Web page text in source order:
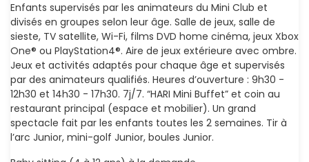
Enfants supervisés par les animateurs du Mini Club et
divisés en groupes selon leur âge. Salle de jeux, salle de
sieste, TV satellite, Wi-Fi, films DVD home cinéma, jeux Xbox
One® ou PlayStation4®. Aire de jeux extérieure avec ombre.
Jeux et activités adaptés pour chaque âge et supervisés
par des animateurs qualifiés. Heures d’ouverture : 9h30 -
12h30 et 14h30 - 17h30. 7j/7. “HARI Mini Buffet” et coin au
restaurant principal (espace et mobilier). Un grand
spectacle fait par les enfants toutes les 2 semaines. Tir à
l’arc Junior, mini-golf Junior, boules Junior.